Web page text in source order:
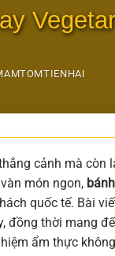
cảnh mà còn
món ngon,
quốc tế. Bài
đồng thời mang
ẩm thực không